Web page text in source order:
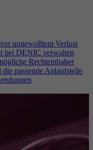
ungewolltem Verlust
bei DENIC verwalten
Rechteinhaber
passende Anlaufstelle